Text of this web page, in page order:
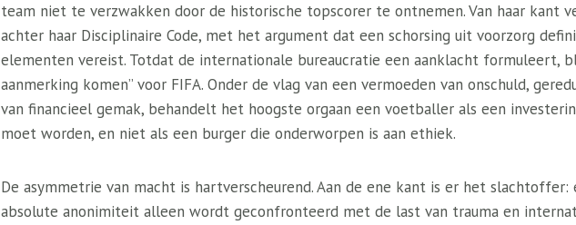
team niet te verzwakken door de historische topscorer te ontnemen. Van haar kant
achter haar Disciplinaire Code, met het argument dat een schorsing uit voorzorg
elementen vereist. Totdat de internationale bureaucratie een aanklacht formuleert,
aanmerking komen” voor FIFA. Onder de vlag van een vermoeden van onschuld,
van financieel gemak, behandelt het hoogste orgaan een voetballer als een
moet worden, en niet als een burger die onderworpen is aan ethiek.
De asymmetrie van macht is hartverscheurend. Aan de ene kant is er het slachtoffer:
absolute anonimiteit alleen wordt geconfronteerd met de last van trauma en